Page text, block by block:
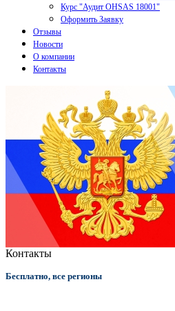
Курс "Аудит OHSAS 18001"
Оформить Заявку
Отзывы
Новости
О компании
Контакты
Контакты
Бесплатно, все регионы